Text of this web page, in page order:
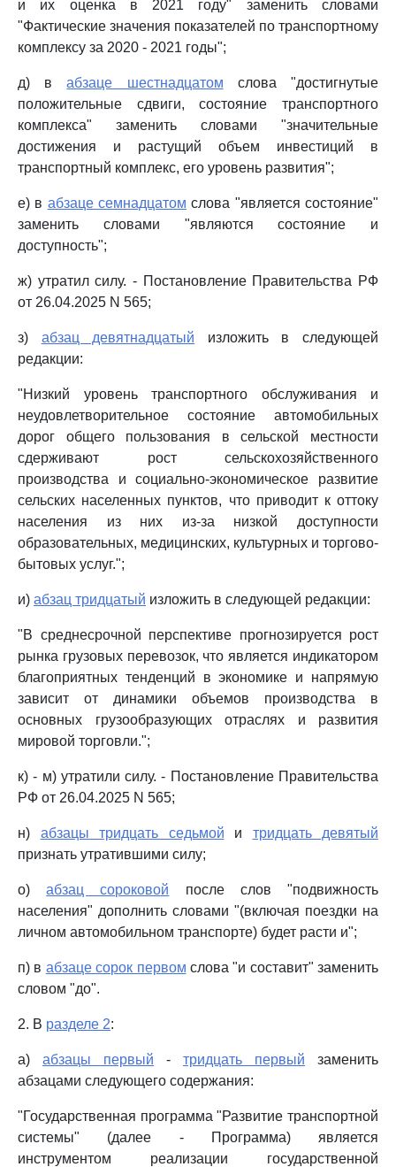
и их оценка в 2021 году" заменить словами
"Фактические значения показателей по транспортному
комплексу за 2020 - 2021 годы";
д) вабзаце шестнадцатом слова "достигнутые
положительные сдвиги, состояние транспортного
комплекса" заменить словами "значительные
достижения и растущий объем инвестиций в
транспортный комплекс, его уровень развития";
е) в абзаце семнадцатом слова "является состояние"
заменить словами "являются состояние и
доступность";
ж) утратил силу. - Постановление Правительства РФ
от 26.04.2025 N 565;
з) абзац девятнадцатый изложить в следующей
редакции:
"Низкий уровень транспортного обслуживания и
неудовлетворительное состояние автомобильных
дорог общего пользования в сельской местности
сдерживают рост сельскохозяйственного
производства и социально-экономическое развитие
сельских населенных пунктов, что приводит к оттоку
населения из них из-за низкой доступности
образовательных, медицинских, культурных и торгово-
бытовых услуг.";
и) абзац тридцатый изложить в следующей редакции:
"В среднесрочной перспективе прогнозируется рост
рынка грузовых перевозок, что является индикатором
благоприятных тенденций в экономике и напрямую
зависит от динамики объемов производства в
основных грузообразующих отраслях и развития
мировой торговли.";
к) - м) утратили силу. - Постановление Правительства
РФ от 26.04.2025 N 565;
н) абзацы тридцать седьмой и тридцать девятый
признать утратившими силу;
о)абзац сороковой после слов "подвижность
населения" дополнить словами "(включая поездки на
личном автомобильном транспорте) будет расти и";
п) в абзаце сорок первом слова "и составит" заменить
словом "до".
2. В разделе 2:
а) абзацы первый - тридцать первый заменить
абзацами следующего содержания:
"Государственная программа "Развитие транспортной
системы" (далее - Программа) является
инструментом реализации государственной